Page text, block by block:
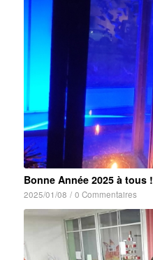
Bonne Année 2025 à tous !
2025/01/08 / 0 Commentaires